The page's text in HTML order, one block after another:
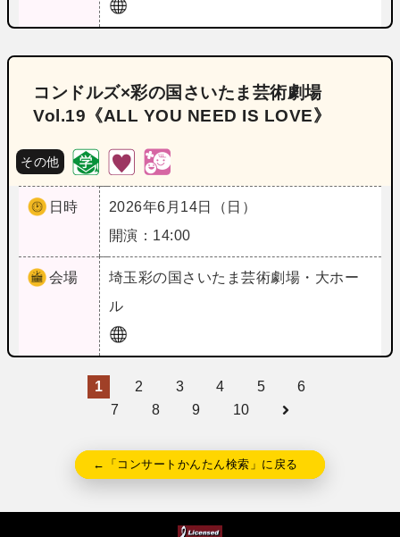
コンドルズ×彩の国さいたま芸術劇場
Vol.19《ALL YOU NEED IS LOVE》
その他
日時
2026年6月14日（日）
開演：14:00
会場 埼玉彩の国さいたま芸術劇場・大ホー
ル
1 2 3 4 5
6
7
8 9 10
←「コンサートかんたん検索」に戻る